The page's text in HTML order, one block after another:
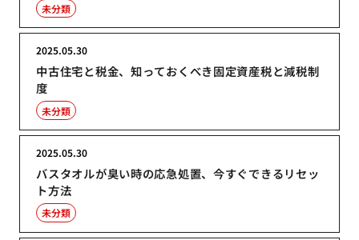
未分類
中古住宅と税金、知っておくべき固定資産税と減税制
度
2025.05.30
未分類
バスタオルが臭い時の応急処置、今すぐできるリセッ
ト方法
2025.05.30
未分類